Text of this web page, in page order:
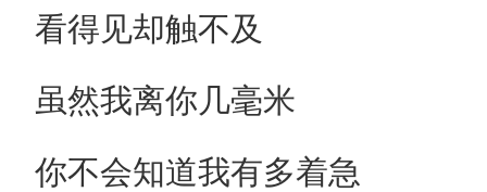
看得见却触不及
虽然我离你几毫米
你不会知道我有多着急